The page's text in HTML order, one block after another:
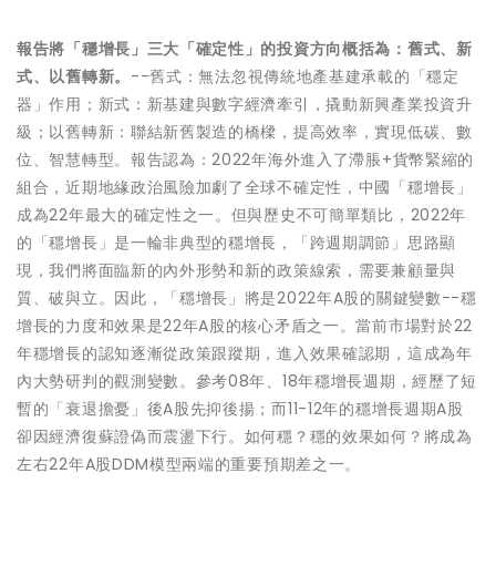
報告將「穩增長」三大「確定性」的投資方向概括為：舊式、新
式、以舊轉新。 --舊式：無法忽視傳統地產基建承載的「穩定
器」作用；新式：新基建與數字經濟牽引，撬動新興產業投資升
級；以舊轉新：​聯結​新舊製造的橋樑，提高效率，實現低碳、數
位、智慧轉型。報告認為：2022年海外進入了滯脹+貨幣緊縮的
組合，近期​地​緣政治風險加劇了全球不確定性，中國「穩增長」
成為22年最大的確定性之一。但與歷史不可簡單類比，2022年
的「穩增長」是一輪非典型的穩增長，「跨週期調節」思路顯
現，我們將面臨新的內外形勢和新的政策線索，需要兼顧量與
質、破與立。因此，「穩增長」將是2022年A股的關鍵變數--穩
增長的力度和效果是22年A股的核心矛盾之一。當前市場對於22
年穩增長的認知逐漸從政策跟蹤期，進入效果確認期，這成為年
內大勢研判的觀測變數。參考08年、18年穩增長週期，經歷了短
暫的「衰退擔憂」後A股先抑後揚；而11-12年的穩增長週期A股
卻因經濟復蘇證偽而震盪下行。如何穩？穩的效果如何？將成為
左右22年A股DDM模型兩端的重要預期差之一。